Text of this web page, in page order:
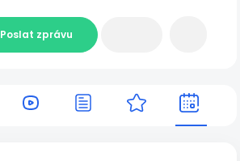
Poslat zprávu